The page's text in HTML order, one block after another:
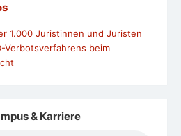
1.000 Juristinnen und Juristen
Verbotsverfahrens beim
& Karriere